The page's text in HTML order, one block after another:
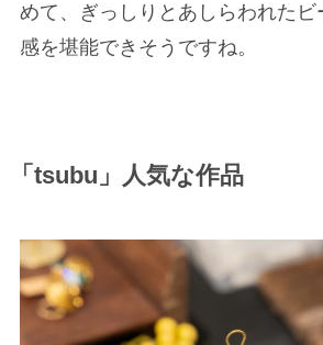
めて、ぎっしりとあしらわれたビ
感を堪能できそうですね。
「tsubu」人気な作品